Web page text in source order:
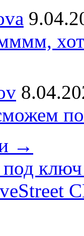
→
ключ